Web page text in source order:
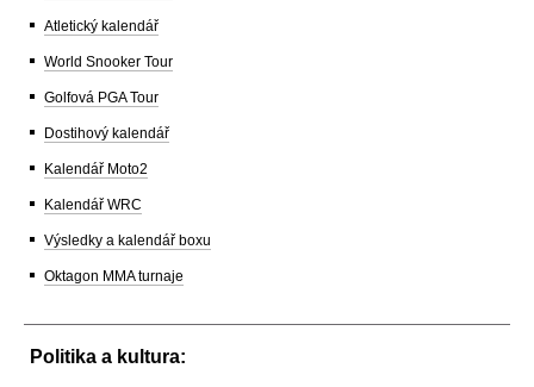
Atletický kalendář
World Snooker Tour
Golfová PGA Tour
Dostihový kalendář
Kalendář Moto2
Kalendář WRC
Výsledky a kalendář boxu
Oktagon MMA turnaje
Politika a kultura: